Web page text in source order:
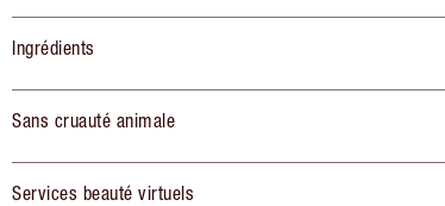
Ingrédients
Sans cruauté animale
Services beauté virtuels